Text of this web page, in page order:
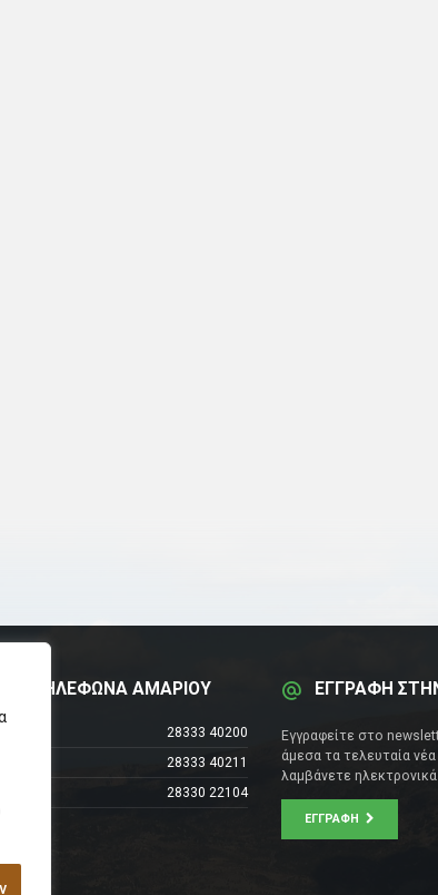
ΤΗΛΕΦΩΝΑ ΑΜΑΡΙΟΥ
28333 40200
28333 40211
28330 22104
ΕΓΓΡΑΦΗ
Εγγραφείτε στο
άμεσα τα τελευταία
λαμβάνετε
ΕΓΓΡΑΦΉ